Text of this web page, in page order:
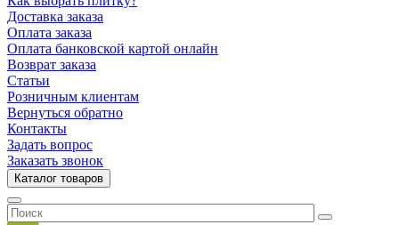
Доставка заказа
Оплата заказа
Оплата банковской картой онлайн
Возврат заказа
Статьи
Розничным клиентам
Вернуться обратно
Контакты
Задать вопрос
Заказать звонок
Каталог товаров